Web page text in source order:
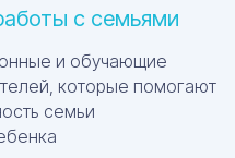
с семьями
и обучающие
которые помогают
семьи